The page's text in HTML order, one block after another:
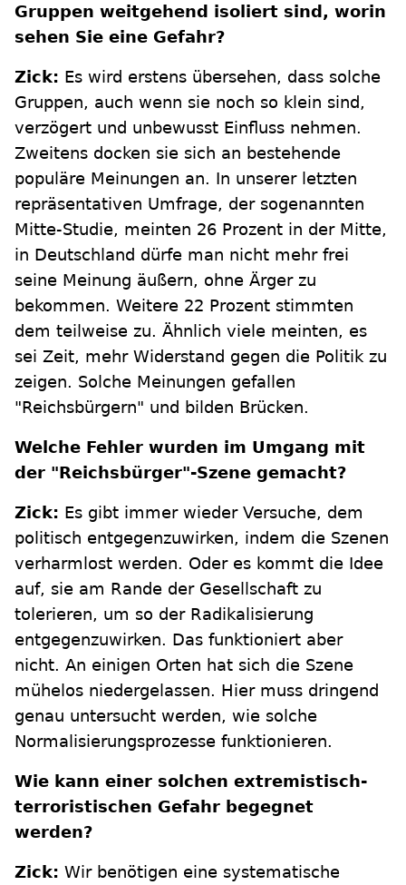
Gruppen weitgehend isoliert sind, worin
sehen Sie eine Gefahr?
Zick: Es wird erstens übersehen, dass solche
Gruppen, auch wenn sie noch so klein sind,
verzögert und unbewusst Einfluss nehmen.
Zweitens docken sie sich an bestehende
populäre Meinungen an. In unserer letzten
repräsentativen Umfrage, der sogenannten
Mitte-Studie, meinten 26 Prozent in der Mitte,
in Deutschland dürfe man nicht mehr frei
seine Meinung äußern, ohne Ärger zu
bekommen. Weitere 22 Prozent stimmten
dem teilweise zu. Ähnlich viele meinten, es
sei Zeit, mehr Widerstand gegen die Politik zu
zeigen. Solche Meinungen gefallen
"Reichsbürgern" und bilden Brücken.
Welche Fehler wurden im Umgang mit
der "Reichsbürger"-Szene gemacht?
Zick: Es gibt immer wieder Versuche, dem
politisch entgegenzuwirken, indem die Szenen
verharmlost werden. Oder es kommt die Idee
auf, sie am Rande der Gesellschaft zu
tolerieren, um so der Radikalisierung
entgegenzuwirken. Das funktioniert aber
nicht. An einigen Orten hat sich die Szene
mühelos niedergelassen. Hier muss dringend
genau untersucht werden, wie solche
Normalisierungsprozesse funktionieren.
Wie kann einer solchen extremistisch-
terroristischen Gefahr begegnet
werden?
Zick: Wir benötigen eine systematische